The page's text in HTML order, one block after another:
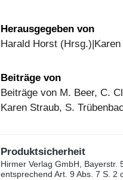
Herausgegeben von
Harald Horst
Beiträge von
Beiträge von M. Beer, C.
Karen Straub, S.
Produktsicherheit
Hirmer Verlag GmbH,
entsprechend Art. 9 Abs. 7 S. 2